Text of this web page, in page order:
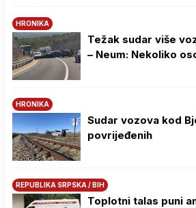
HRONIKA
Težak sudar više
– Neum: Nekoliko
HRONIKA
Sudar vozova kod
povrijeđenih
REPUBLIKA SRPSKA / BIH
Toplotni talas puni